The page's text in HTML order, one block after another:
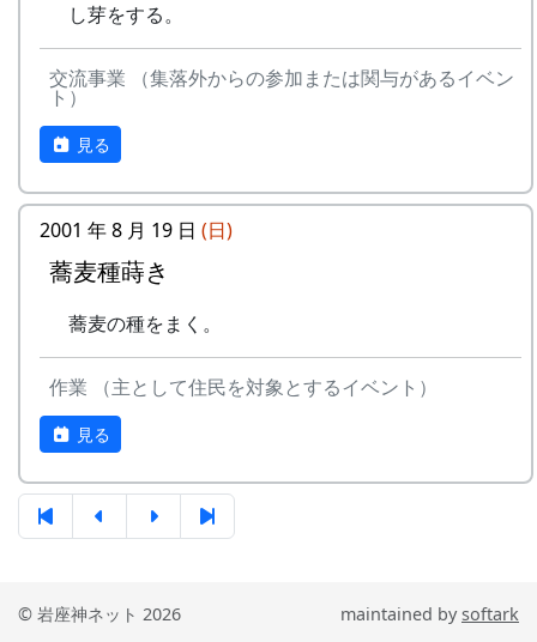
し芽をする。
交流事業 （集落外からの参加または関与があるイベン
ト）
見る
2001 年 8 月 19 日 (日)
蕎麦種蒔き
蕎麦の種をまく。
作業 （主として住民を対象とするイベント）
見る
© 岩座神ネット 2026 maintained bysoftark